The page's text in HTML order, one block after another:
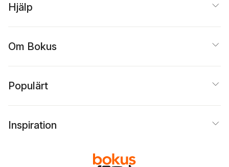
Hjälp
Om Bokus
Populärt
Inspiration